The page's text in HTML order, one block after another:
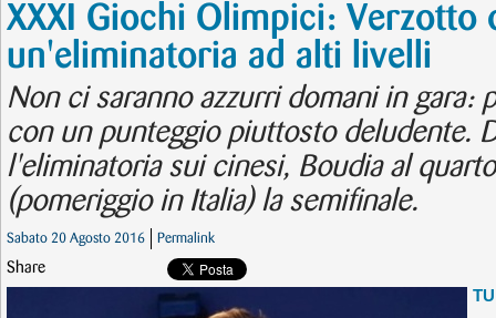
XXXI Giochi Olimpici: Verzotto
un'eliminatoria ad alti livelli
Non ci saranno azzurri domani in gara:
con un punteggio piuttosto deludente.
l'eliminatoria sui cinesi, Boudia al
(pomeriggio in Italia) la semifinale.
Sabato 20 Agosto 2016 Permalink
Share